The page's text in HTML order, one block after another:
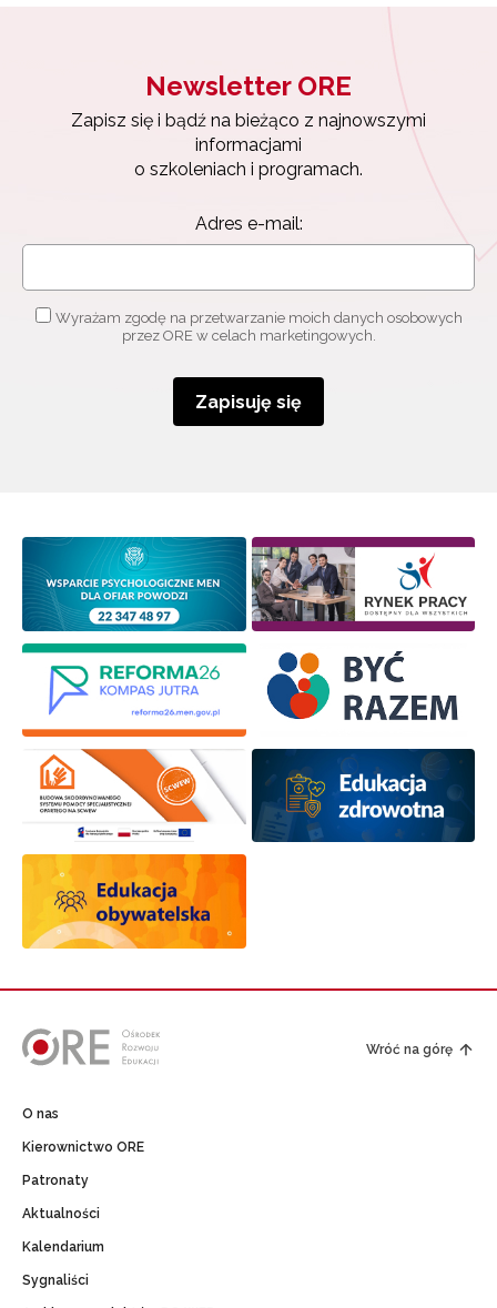
Newsletter ORE
Zapisz się i bądź na bieżąco z najnowszymi
informacjami
o szkoleniach i programach.
Adres e-mail:
Wyrażam zgodę na przetwarzanie moich danych osobowych
przez ORE w celach marketingowych.
Zapisuję się
Wróć na górę
O nas
Kierownictwo ORE
Patronaty
Aktualności
Kalendarium
Sygnaliści